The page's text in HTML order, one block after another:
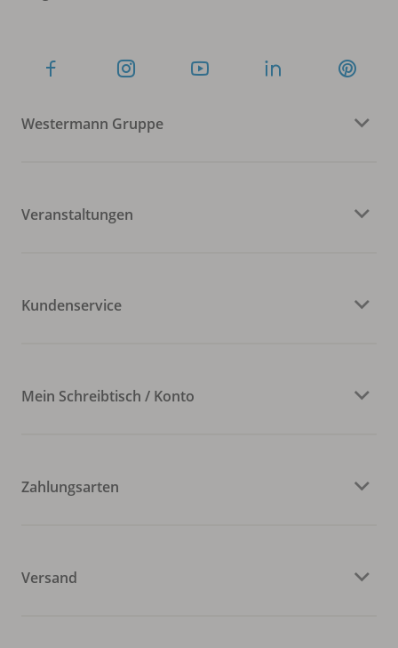
Westermann Gruppe
Veranstaltungen
Kundenservice
Mein Schreibtisch / Konto
Zahlungsarten
Versand